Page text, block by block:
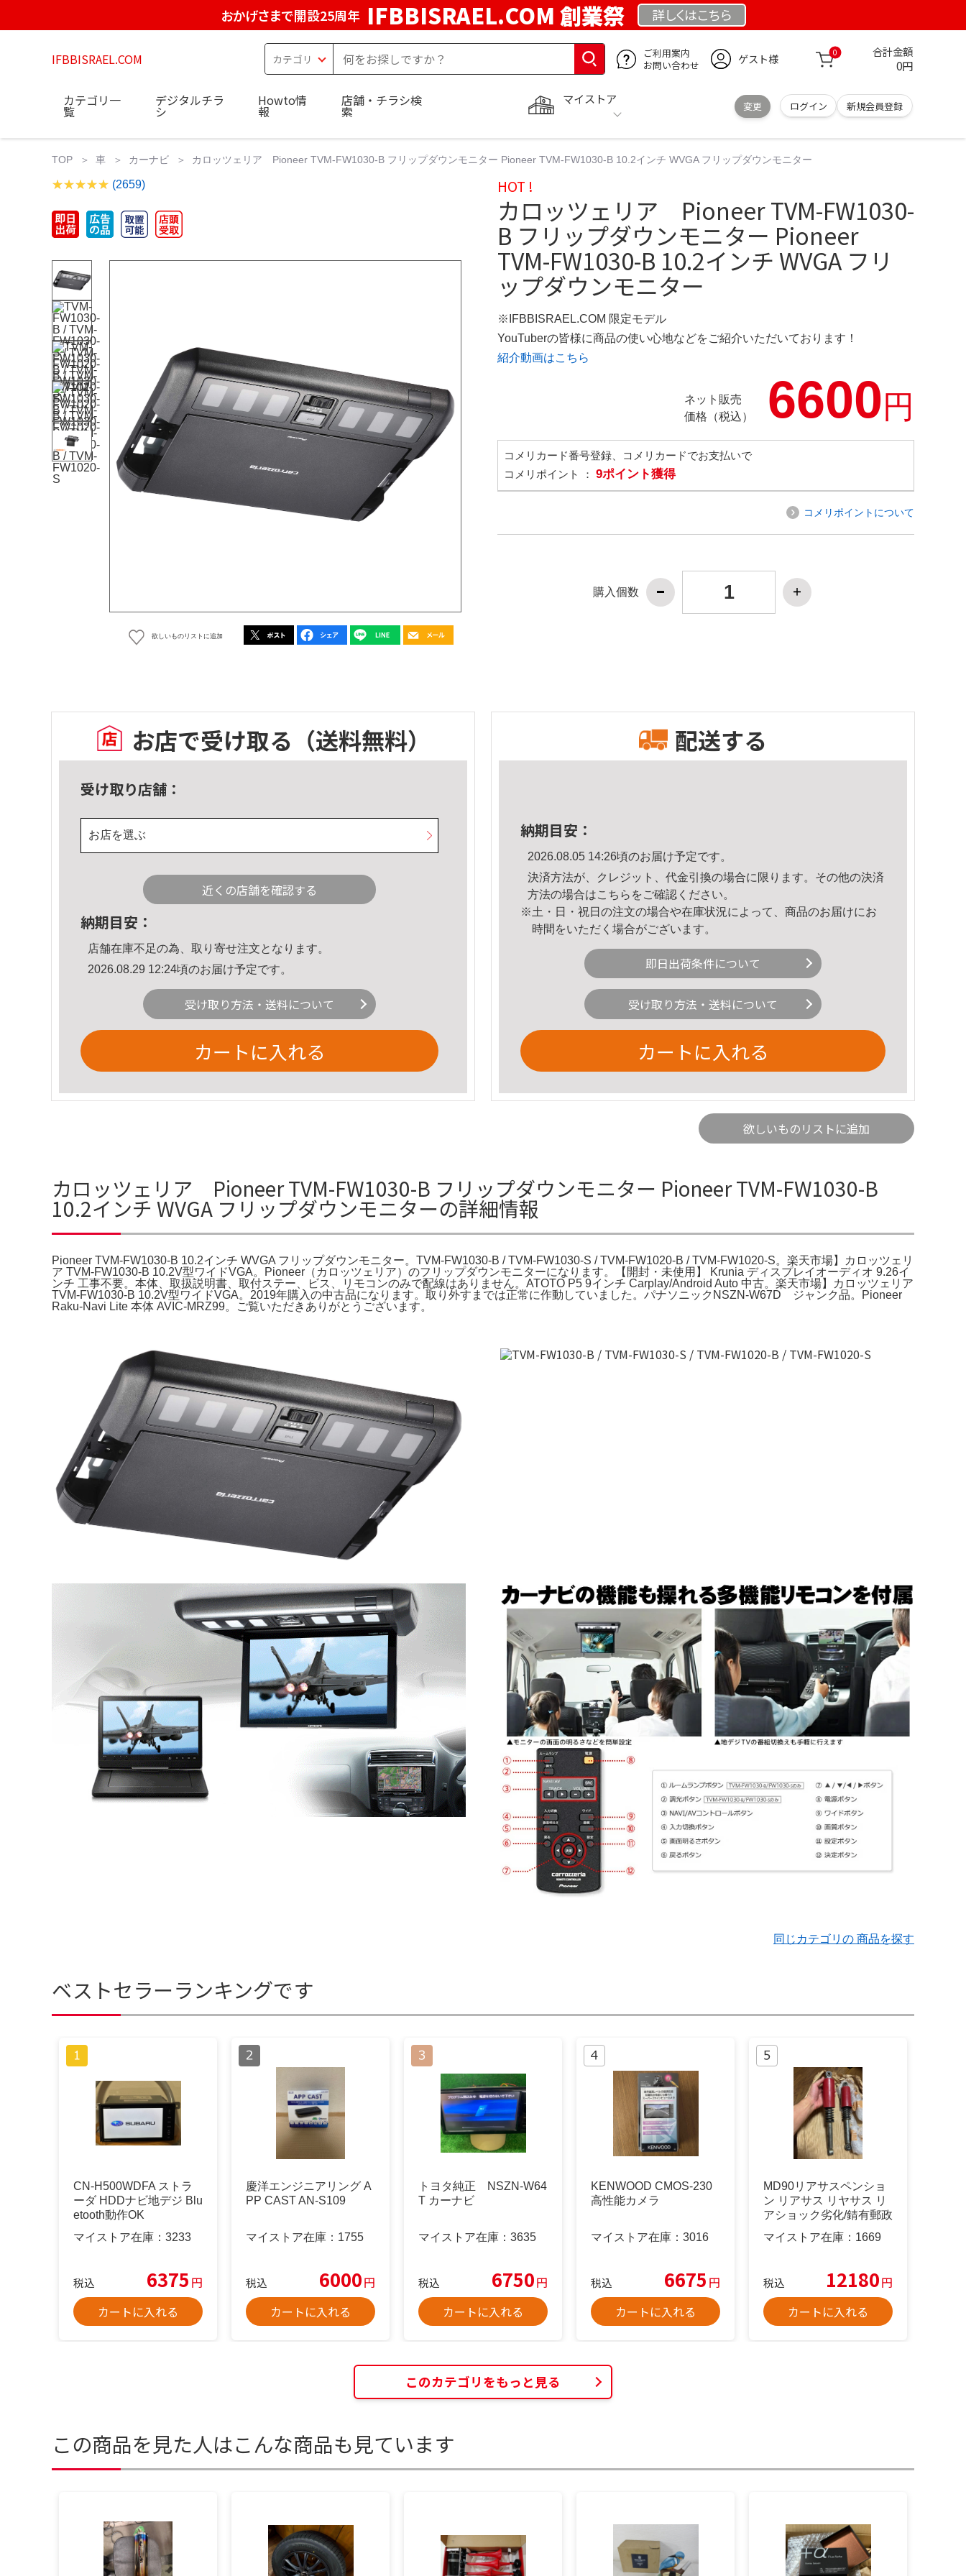
おかげさまで開設25周年 IFBBISRAEL.COM 創業祭 詳しくはこちら
IFBBISRAEL.COM
ご利用案内
お問い合わせ
ゲスト様 0 合計金額
0円
マイストア
変更 ログイン 新規会員登録
カテゴリ一
覧
デジタルチラ
シ
Howto情
報
店舗・チラシ検
索
TOP 車 カーナビ カロッツェリア Pioneer TVM-FW1030-B フリップダウンモニター Pioneer TVM-FW1030-B 10.2インチ WVGA フリップダウンモニター
(2659)
欲しいものリストに追加
HOT !
カロッツェリア Pioneer TVM-FW1030-
B フリップダウンモニター Pioneer
TVM-FW1030-B 10.2インチ WVGA フリ
ップダウンモニター
※IFBBISRAEL.COM 限定モデル
YouTuberの皆様に商品の使い心地などをご紹介いただいております！
紹介動画はこちら
ネット販売
価格（税込）
6600円
コメリカード番号登録、コメリカードでお支払いで
コメリポイント ： 9ポイント獲得
コメリポイントについて
購入個数
お店で受け取る （送料無料）
受け取り店舗：
お店を選ぶ
近くの店舗を確認する
納期目安：
店舗在庫不足の為、取り寄せ注文となります。
2026.08.29 12:24頃のお届け予定です。
受け取り方法・送料について
カートに入れる
配送する
納期目安：
2026.08.05 14:26頃のお届け予定です。
決済方法が、クレジット、代金引換の場合に限ります。その他の決済
方法の場合はこちら をご確認ください。
※土・日・祝日の注文の場合や在庫状況によって、商品のお届けにお
時間をいただく場合がございます。
即日出荷条件について
受け取り方法・送料について
カートに入れる
欲しいものリストに追加
カロッツェリア Pioneer TVM-FW1030-B フリップダウンモニター Pioneer TVM-FW1030-B
10.2インチ WVGA フリップダウンモニターの詳細情報
Pioneer TVM-FW1030-B 10.2インチ WVGA フリップダウンモニター。TVM-FW1030-B / TVM-FW1030-S / TVM-FW1020-B / TVM-FW1020-S。楽天市場】カロッツェリ
ア TVM-FW1030-B 10.2V型ワイドVGA。Pioneer（カロッツェリア）のフリップダウンモニターになります。【開封・未使用】 Krunia ディスプレイオーディオ 9.26イ
ンチ 工事不要。本体、取扱説明書、取付ステー、ビス、リモコンのみで配線はありません。ATOTO P5 9インチ Carplay/Android Auto 中古。楽天市場】カロッツェリア
TVM-FW1030-B 10.2V型ワイドVGA。2019年購入の中古品になります。取り外すまでは正常に作動していました。パナソニックNSZN-W67D ジャンク品。Pioneer
Raku-Navi Lite 本体 AVIC-MRZ99。ご覧いただきありがとうございます。
同じカテゴリの 商品を探す
ベストセラーランキングです
CN-H500WDFA ストラ
ーダ HDDナビ地デジ Blu
etooth動作OK
マイストア在庫： 3233
税込 6375 円
カートに入れる
慶洋エンジニアリング A
PP CAST AN-S109
マイストア在庫： 1755
税込 6000円
カートに入れる
トヨタ純正 NSZN-W64
T カーナビ
マイストア在庫： 3635
税込 6750円
カートに入れる
KENWOOD CMOS-230
高性能カメラ
マイストア在庫： 3016
税込 6675 円
カートに入れる
MD90リアサスペンショ
ン リアサス リヤサス リ
アショック劣化/錆有郵政
マイストア在庫： 1669
税込 12180円
カートに入れる
このカテゴリをもっと見る
この商品を見た人はこんな商品も見ています